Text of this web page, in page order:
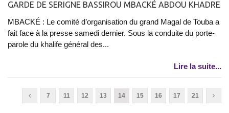
GARDE DE SERIGNE BASSIROU MBACKÉ ABDOU KHADRE
MBACKÉ : Le comité d’organisation du grand Magal de Touba a
fait face à la presse samedi dernier. Sous la conduite du porte-
parole du khalife général des...
Lire la suite...
7 11 12 13 14 15 16 17 21